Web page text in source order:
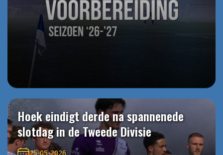
Hoek eindigt derde na spannenede
slotdag in de Tweede Divisie
25-05-2026